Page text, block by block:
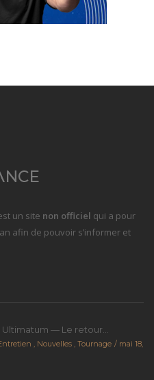
un site non officiel qui a pour
afin de pouvoir s’informer et
— Le retour...
, Nouvelles , Tournage
mai 18,